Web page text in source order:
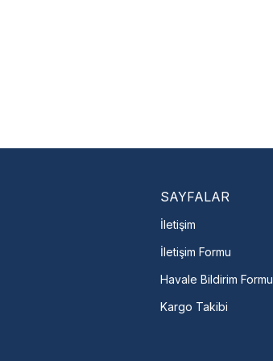
SAYFALAR
İletişim
İletişim Formu
Havale Bildirim Formu
Kargo Takibi